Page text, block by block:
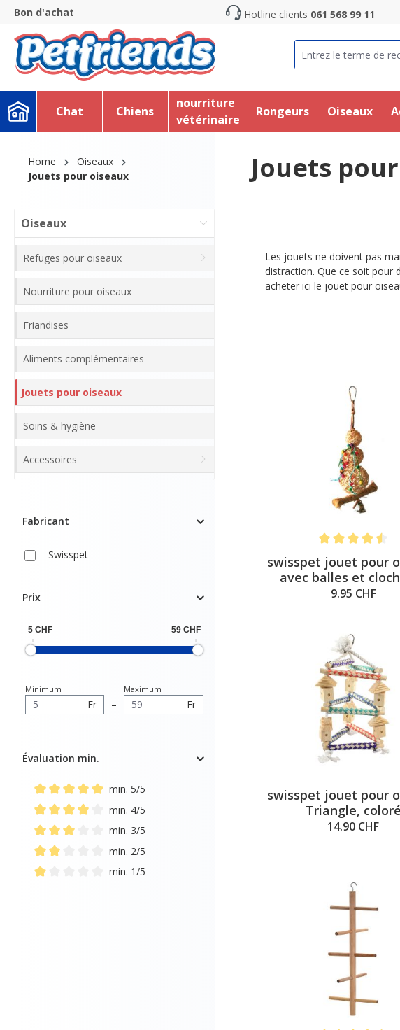
Passer à la navigation principale
Bon d'achat Hotline clients 061 568 99 11
Chat Chiens
nourriture
vétérinaire
Rongeurs Oiseaux
Home
Oiseaux
Jouets pour oiseaux
Oiseaux
Refuges pour oiseaux
Nourriture pour oiseaux
Friandises
Aliments complémentaires
Jouets pour oiseaux
Soins & hygiène
Accessoires
Fabricant
Swisspet
Prix
Minimum
Fr –
Maximum
Fr
Évaluation min.
Ajouter un filtre : Note minimale de 5 sur 5 étoiles
min. 5/5
Ajouter un filtre : Note minimale de 4 sur 5 étoiles
min. 4/5
Ajouter un filtre : Note minimale de 3 sur 5 étoiles
min. 3/5
Ajouter un filtre : Note minimale de 2 sur 5 étoiles
min. 2/5
min. 1/5
Jouets
Les jouets ne doivent pas
distraction. Que ce soit pour
acheter ici le jouet pour
Note moyenne
swisspet jouet pour
avec balles et
9.95 CHF
swisspet jouet pour
Triangle, coloré
14.90 CHF